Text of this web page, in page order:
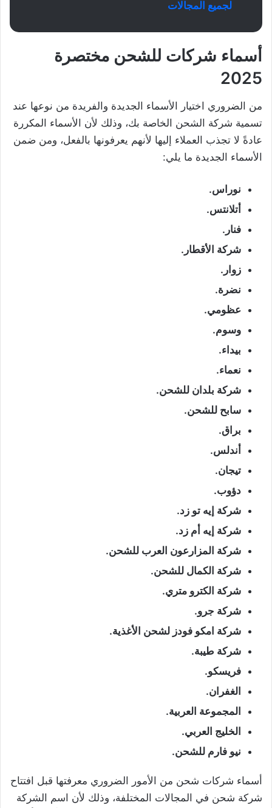
لجميع المجالات
أسماء شركات للشحن مختصرة
2025
من الضروري اختيار الأسماء الجديدة والفريدة من نوعها عند
تسمية شركة الشحن الخاصة بك، وذلك لأن الأسماء المكررة
عادةً لا تجذب العملاء إليها لأنهم يعرفونها بالفعل، ومن ضمن
الأسماء الجديدة ما يلي:
نوراس.
أتلانتس.
فنار.
شركة الأقطار.
زوار.
نضرة.
عظومي.
وسوم.
بيداء.
نعماء.
شركة بلدان للشحن.
سابح للشحن.
براق.
أندلس.
تيجان.
دؤوب.
شركة إيه تو زد.
شركة إيه أم زد.
شركة المزارعون العرب للشحن.
شركة الكمال للشحن.
شركة الكترو متري.
شركة جرو.
شركة امكو فودز لشحن الأغذية.
شركة طيبة.
فريسكو.
الغفران.
المجموعة العربية.
الخليج العربي.
نيو فارم للشحن.
أسماء شركات شحن من الأمور الضروري معرفتها قبل افتتاح
شركة شحن في المجالات المختلفة، وذلك لأن اسم الشركة